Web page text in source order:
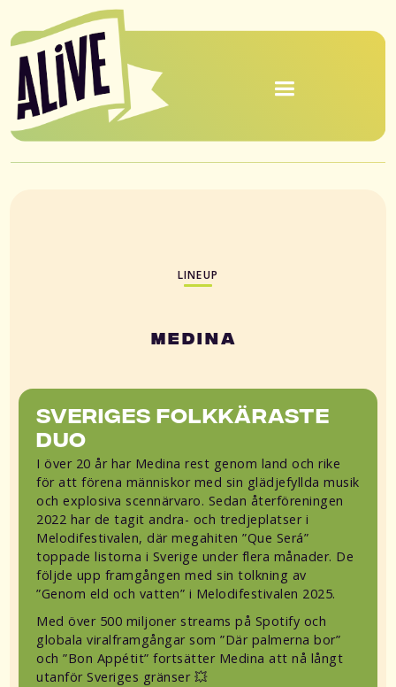
LINEUP
Medina
Sveriges folkkäraste
duo
I över 20 år har Medina rest genom land och rike
för att förena människor med sin glädjefyllda musik
och explosiva scennärvaro. Sedan återföreningen
2022 har de tagit andra- och tredjeplatser i
Melodifestivalen, där megahiten ”Que Será”
toppade listorna i Sverige under flera månader. De
följde upp framgången med sin tolkning av
”Genom eld och vatten” i Melodifestivalen 2025.
Med över 500 miljoner streams på Spotify och
globala viralframgångar som ”Där palmerna bor”
och ”Bon Appétit” fortsätter Medina att nå långt
utanför Sveriges gränser 💥